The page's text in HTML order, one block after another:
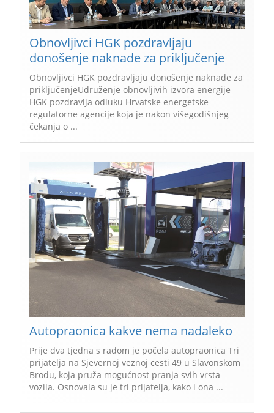
Obnovljivci HGK pozdravljaju
donošenje naknade za priključenje
Obnovljivci HGK pozdravljaju donošenje naknade za
priključenjeUdruženje obnovljivih izvora energije
HGK pozdravlja odluku Hrvatske energetske
regulatorne agencije koja je nakon višegodišnjeg
čekanja o ...
Autopraonica kakve nema nadaleko
Prije dva tjedna s radom je počela autopraonica Tri
prijatelja na Sjevernoj veznoj cesti 49 u Slavonskom
Brodu, koja pruža mogućnost pranja svih vrsta
vozila. Osnovala su je tri prijatelja, kako i ona ...